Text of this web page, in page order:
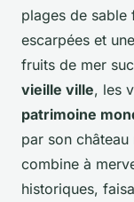
plages de sable
escarpées et
fruits de mer
vieille ville, les
patrimoine
par son
combine à
historiques,